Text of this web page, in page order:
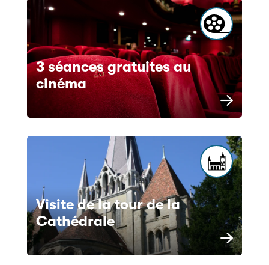
3 séances gratuites au
cinéma
Visite de la tour de la
Cathédrale